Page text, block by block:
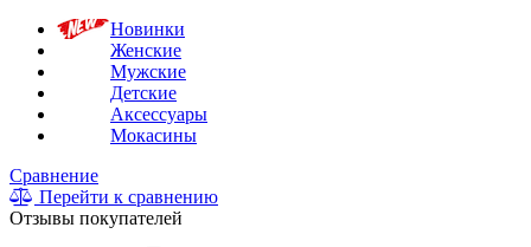
Новинки
Женские
Мужские
Детские
Аксессуары
Мокасины
Сравнение
Перейти к сравнению
Отзывы покупателей